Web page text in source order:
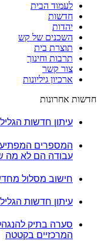
לעמוד הבית
חדשות
יהדות
השכנים של קש
תוצרת בית
תרבות וחינוך
צור קשר
ארכיון גיליונות
חדשות אחרונות
עיתון חדשות הגליל
עבודה הם לא
חישוב מסלול
עיתון חדשות הגליל
סערה בתיק
המרכזיים בקטטה